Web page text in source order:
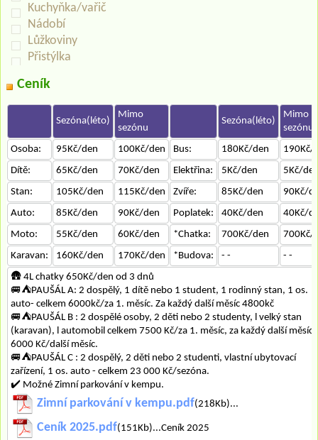
Kuchyňka/vařič
Nádobí
Lůžkoviny
Přistýlka
Ceník
Sezóna(léto)
Mimo
sezónu
Sezóna(léto)
Mimo
sezónu
Osoba:
95Kč/den 100Kč/den Bus: 180Kč/den
190Kč/
Dítě:
65Kč/den 70Kč/den Elektřina: 5Kč/den
5Kč/
Stan:
105Kč/den 115Kč/den Zvíře: 85Kč/den
90Kč/
Auto:
85Kč/den 90Kč/den Poplatek: 40Kč/den
40Kč/
Moto:
55Kč/den 60Kč/den *Chatka: 700Kč/den
700Kč/
Karavan:
160Kč/den 170Kč/den *Budova: - -
- -
🛖 4L chatky 650Kč/den od 3 dnů
🚐⛺PAUŠÁL A: 2 dospělý, 1 dítě nebo 1 student, 1 rodinný stan, 1 os.
auto- celkem 6000kč/za 1. měsíc. Za každý další měsíc 4800kč
🚐⛺PAUŠÁL B : 2 dospělé osoby, 2 děti nebo 2 studenty, l velký stan
(karavan), l automobil celkem 7500 Kč/za 1. měsíc, za každý další měsíc
6000 Kč/další měsíc.
🚐⛺PAUŠÁL C : 2 dospělý, 2 děti nebo 2 studenti, vlastní ubytovací
zařízení, 1 os. auto - celkem 23 000 Kč/sezóna.
✔️ Možné Zimní parkování v kempu.
Zimní parkování v kempu.pdf(218Kb)...
Ceník 2025.pdf(151Kb)...Ceník 2025